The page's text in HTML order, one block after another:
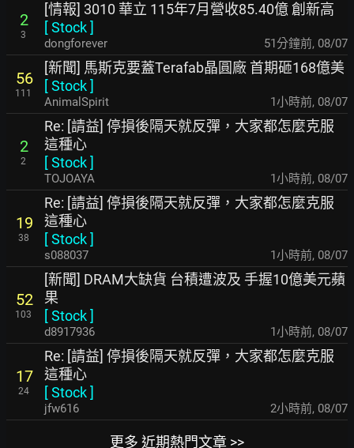
2
3
[情報] 3010 華立 115年7月營收85.40億 創新高
[Stock]
dongforever 51分鐘前, 08/07
56
111
[新聞] 馬斯克要蓋Terafab晶圓廠 首期砸168億美
[Stock]
AnimalSpirit 1小時前, 08/07
2
2
Re: [請益] 停損後隔天就反彈，大家都怎麼克服
這種心
[Stock]
TOJOAYA 1小時前, 08/07
19
38
Re: [請益] 停損後隔天就反彈，大家都怎麼克服
這種心
[Stock]
s088037 1小時前, 08/07
52
103
[新聞] DRAM大缺貨 台積遭波及 手握10億美元蘋
果
[Stock]
d8917936 1小時前, 08/07
17
24
Re: [請益] 停損後隔天就反彈，大家都怎麼克服
這種心
[Stock]
jfw616 2小時前, 08/07
更多 近期熱門文章 >>